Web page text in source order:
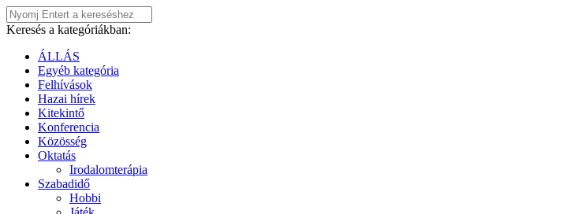
Keresés a kategóriákban:
ÁLLÁS
Egyéb kategória
Felhívások
Hazai hírek
Kitekintő
Konferencia
Közösség
Oktatás
Irodalomterápia
Szabadidő
Hobbi